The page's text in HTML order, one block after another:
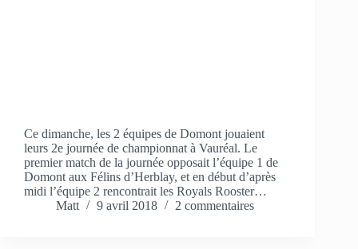
Ce dimanche, les 2 équipes de Domont jouaient
leurs 2e journée de championnat à Vauréal. Le
premier match de la journée opposait l’équipe 1 de
Domont aux Félins d’Herblay, et en début d’après
midi l’équipe 2 rencontrait les Royals Rooster…
Matt
9 avril 2018 2 commentaires